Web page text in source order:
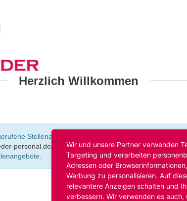
Herzlich Willkommen
Stellenangebot ist bereits ausgelaufen. Alternative
personal.de/stellenangebote. Oder Sie bewerben sich
Wir und unsere Partner verwenden
Targeting und verarbeiten
Adressen oder
Werbung zu personalisieren. Auf
relevantere Anzeigen schalten und
verbessern. Wir verwenden es auch,